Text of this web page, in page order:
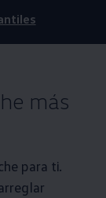
más
para ti.